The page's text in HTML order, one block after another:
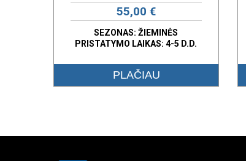
55,00 €
SEZONAS: ŽIEMINĖS
PRISTATYMO LAIKAS: 4-5 D.D.
PLAČIAU